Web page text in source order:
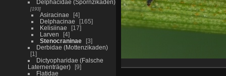
Delphacidae (Spornzikaden)
193
Asiracinae
4
Delphacinae
165
Kelisiinae
17
Larven
4
Stenocraninae
3
Derbidae (Mottenzikaden)
1
Dictyopharidae (Falsche
Laternenträger)
9
Flatidae